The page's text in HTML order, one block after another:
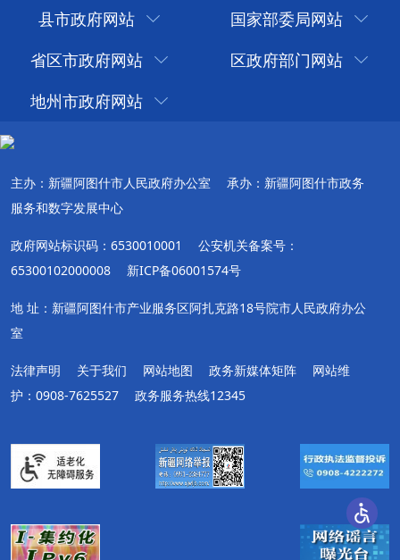
县市政府网站
国家部委局网站
省区市政府网站
区政府部门网站
地州市政府网站
主办：新疆阿图什市人民政府办公室
承办：新疆阿图什市政务
服务和数字发展中心
政府网站标识码：6530010001
公安机关备案号：
65300102000008
新ICP备06001574号
地 址：新疆阿图什市产业服务区阿扎克路18号院市人民政府办公
室
法律声明 关于我们 网站地图 政务新媒体矩阵
网站维
护：0908-7625527
政务服务热线12345